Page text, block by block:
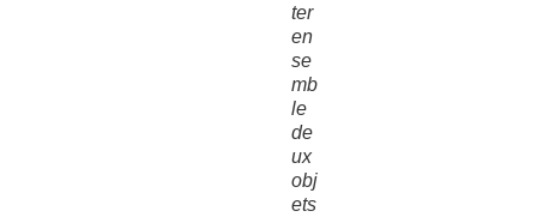
ter
en
se
mb
le
de
ux
obj
ets